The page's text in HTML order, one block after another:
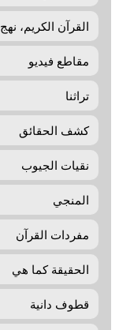
القرآن الكريم،
مقاطع فيديو
تراثنا
كشف الحقائق
نقيات الجيوب
المنجي
مفردات القرآن
الحقيقة كما هي
قطوف دانية